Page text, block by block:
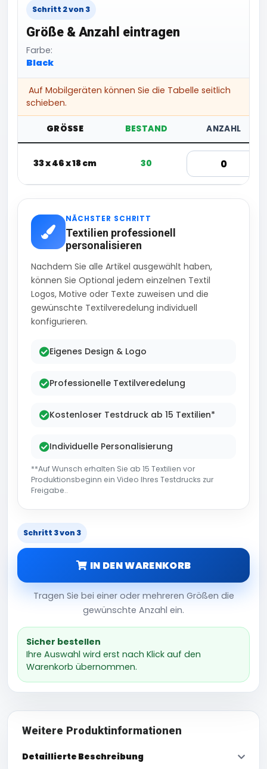
Schritt 2 von 3
Größe & Anzahl eintragen
Farbe:
Black
Auf Mobilgeräten können Sie die Tabelle seitlich
schieben.
GRÖSSE BESTAND ANZAHL
33 x 46 x 18 cm 30
NÄCHSTER SCHRITT
Textilien professionell
personalisieren
Nachdem Sie alle Artikel ausgewählt haben,
können Sie Optional jedem einzelnen Textil
Logos, Motive oder Texte zuweisen und die
gewünschte Textilveredelung individuell
konfigurieren.
Eigenes Design & Logo
Professionelle Textilveredelung
Kostenloser Testdruck ab 15 Textilien*
Individuelle Personalisierung
**Auf Wunsch erhalten Sie ab 15 Textilien vor
Produktionsbeginn ein Video Ihres Testdrucks zur
Freigabe..
Schritt 3 von 3
IN DEN WARENKORB
Tragen Sie bei einer oder mehreren Größen die
gewünschte Anzahl ein.
Sicher bestellen
Ihre Auswahl wird erst nach Klick auf den
Warenkorb übernommen.
Weitere Produktinformationen
Detaillierte Beschreibung